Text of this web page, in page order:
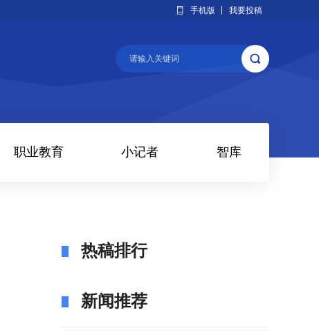
手机版 我要投稿
职业教育 小记者 智库
热稿排行
新闻推荐